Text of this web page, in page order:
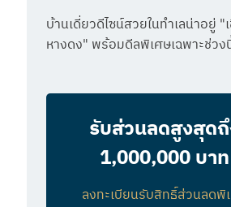
บ้านเดี่ยวดีไซน์สวยในทำเลน่าอยู่ "
หางดง" พร้อมดีลพิเศษเฉพาะช่วง
รับส่วนลดสูงสุด
1,000,000 บาท
ลงทะเบียนรับสิทธิ์ส่วนลดพิ